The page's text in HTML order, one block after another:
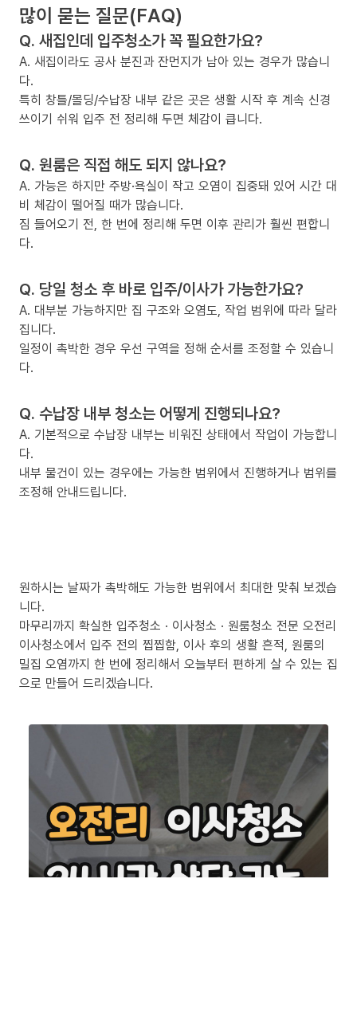
많이 묻는 질문(FAQ)
Q. 새집인데 입주청소가 꼭 필요한가요?
A. 새집이라도 공사 분진과 잔먼지가 남아 있는 경우가 많습니
다.
특히 창틀/몰딩/수납장 내부 같은 곳은 생활 시작 후 계속 신경
쓰이기 쉬워 입주 전 정리해 두면 체감이 큽니다.
Q. 원룸은 직접 해도 되지 않나요?
A. 가능은 하지만 주방·욕실이 작고 오염이 집중돼 있어 시간 대
비 체감이 떨어질 때가 많습니다.
짐 들어오기 전, 한 번에 정리해 두면 이후 관리가 훨씬 편합니
다.
Q. 당일 청소 후 바로 입주/이사가 가능한가요?
A. 대부분 가능하지만 집 구조와 오염도, 작업 범위에 따라 달라
집니다.
일정이 촉박한 경우 우선 구역을 정해 순서를 조정할 수 있습니
다.
Q. 수납장 내부 청소는 어떻게 진행되나요?
A. 기본적으로 수납장 내부는 비워진 상태에서 작업이 가능합니
다.
내부 물건이 있는 경우에는 가능한 범위에서 진행하거나 범위를
조정해 안내드립니다.
원하시는 날짜가 촉박해도 가능한 범위에서 최대한 맞춰 보겠습
니다.
마무리까지 확실한 입주청소 · 이사청소 · 원룸청소 전문 오전리
이사청소에서 입주 전의 찝찝함, 이사 후의 생활 흔적, 원룸의
밀집 오염까지 한 번에 정리해서 오늘부터 편하게 살 수 있는 집
으로 만들어 드리겠습니다.